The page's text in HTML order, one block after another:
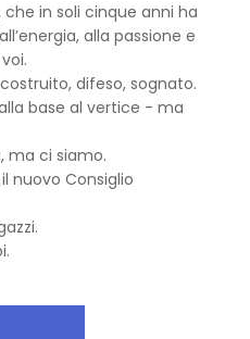
che in soli cinque anni ha
alla passione e
difeso, sognato.
base al vertice - ma
ma ci siamo.
nuovo Consiglio